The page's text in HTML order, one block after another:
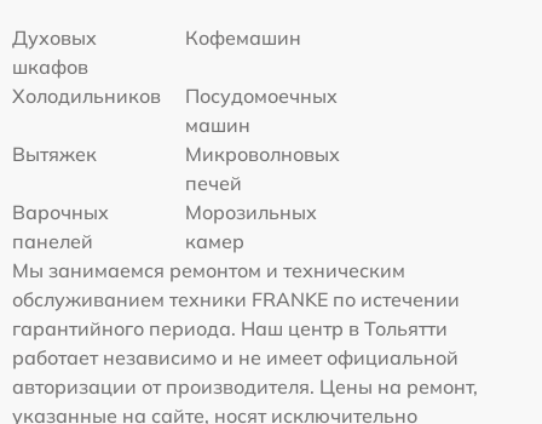
Духовых
шкафов
Кофемашин
Холодильников
Посудомоечных
машин
Вытяжек
Микроволновых
печей
Варочных
панелей
Морозильных
камер
Мы занимаемся ремонтом и техническим
обслуживанием техники FRANKE по истечении
гарантийного периода. Наш центр в Тольятти
работает независимо и не имеет официальной
авторизации от производителя. Цены на ремонт,
указанные на сайте, носят исключительно